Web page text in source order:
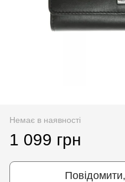
Немає в наявності
1 099 грн